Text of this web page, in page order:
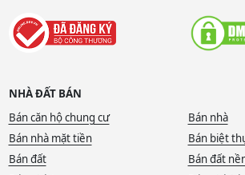
NHÀ ĐẤT BÁN
Bán căn hộ chung cư
Bán nhà
Bán nhà mặt tiền
Bán biệt
Bán đất
Bán đất